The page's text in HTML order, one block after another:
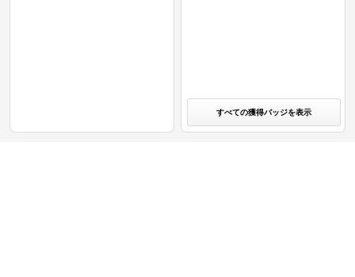
すべての獲得バッジを表示